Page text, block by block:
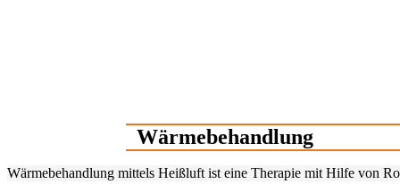
Wärmebehandlung
Wärmebehandlung mittels Heißluft ist eine Therapie mit Hilfe von